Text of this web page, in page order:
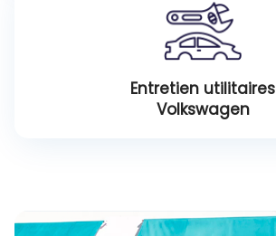
Entretien utilitaires
Volkswagen